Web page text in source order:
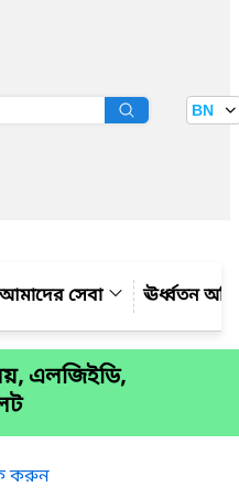
BN
আমাদের সেবা ঊর্ধ্বতন
এলজিইডি,
করুন